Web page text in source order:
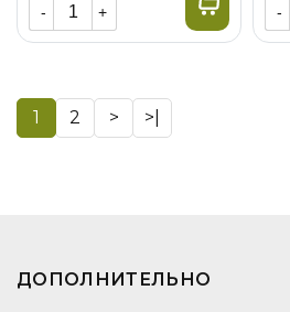
- + -
1 2 > >|
ДОПОЛНИТЕЛЬНО